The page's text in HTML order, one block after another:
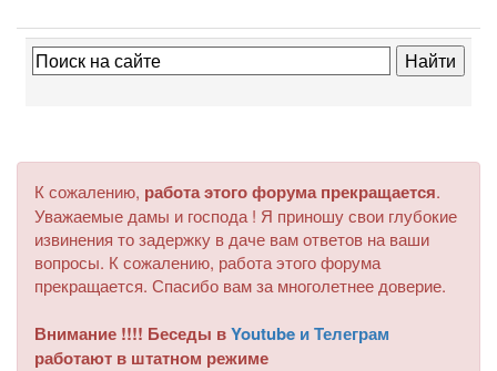
К сожалению, работа этого форума прекращается.
Уважаемые дамы и господа ! Я приношу свои глубокие
извинения то задержку в даче вам ответов на ваши
вопросы. К сожалению, работа этого форума
прекращается. Спасибо вам за многолетнее доверие.
Внимание !!!! Беседы вYoutube и Телеграм
работают в штатном режиме